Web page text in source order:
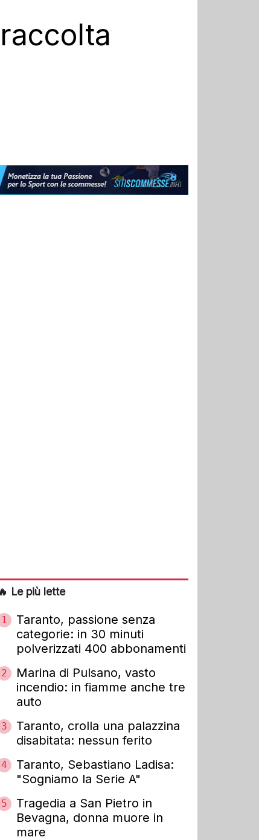
Le più lette
1
Taranto, passione senza
categorie: in 30 minuti
polverizzati 400 abbonamenti
2
Marina di Pulsano, vasto
incendio: in fiamme anche tre
auto
3
Taranto, crolla una palazzina
disabitata: nessun ferito
4
Taranto, Sebastiano Ladisa:
"Sogniamo la Serie A"
5
Tragedia a San Pietro in
Bevagna, donna muore in
mare